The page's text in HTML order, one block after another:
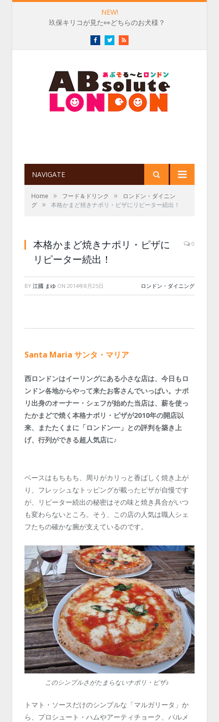
NEW!
玖保キリコが見た👀どちらのお犬様？
FacebookTwitterRSS
NAVIGATE
Home » フード＆ドリンク »
ロンドン・ダイニン
グ » 本格かまど焼きナポリ・ピザにリピーター続出！
本格かまど焼きナポリ・ピザに
リピーター続出！
0
BY 江國 まゆ ON 2014年8月25日 ロンドン・ダイニング
Santa Maria サンタ・マリア
西ロンドンはイーリングにある小さな店は、今日もロ
ンドン各地からやって来たお客さんでいっぱい。ナポ
リ出身のオーナー・シェフが始めた当店は、薪を使っ
たかまどで焼く本格ナポリ・ピザが2010年の開店以
来、またたくまに「ロンドン一」との評判を築き上
げ、行列ができる超人気店に♪
ベースはもちもち、周りがカリっと香ばしく焼き上が
り、フレッシュなトッピングが載ったピザが自慢です
が、リピーター続出の秘密はその味と焼き具合がいつ
も変わらないところ。そう、この店の人気は職人シェ
フたちの確かな腕が支えているのです。
このシンプルさがたまらないナポリ・ピザ♪
トマト・ソースだけのシンプルな「マルガリータ」か
ら、プロシュート・ハムやアーティチョーク、パルメ